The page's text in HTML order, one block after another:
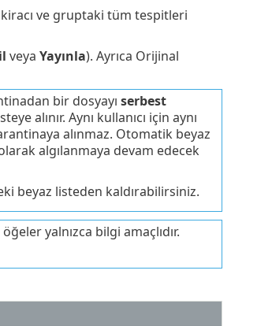
ve gruptaki tüm tespitleri
veya Yayınla). Ayrıca Orijinal
bir dosyayı serbest
alınır. Aynı kullanıcı için aynı
alınmaz. Otomatik beyaz
algılanmaya devam edecek
beyaz listeden kaldırabilirsiniz.
yalnızca bilgi amaçlıdır.